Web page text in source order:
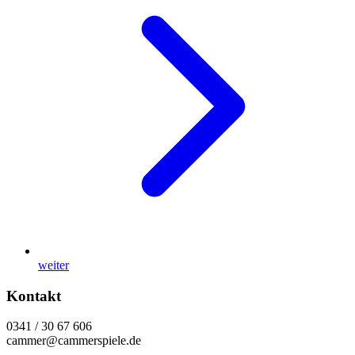
weiter
Kontakt
0341 / 30 67 606
cammer@cammerspiele.de